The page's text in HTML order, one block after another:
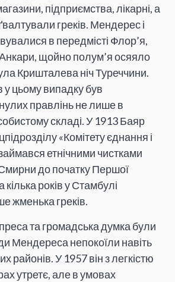
підприємства, лікарні, а
греків. Мендерес і
в передмісті Флор’я,
Анкари, щойно полум’я осяяло
Кришталева ніч Туреччини.
у цьому випадку був
правлінь не лише в
складі. У 1913 Баяр
«Комітету єднання і
етнічними чистками
Смирни до початку Першої
кілька років у Стамбулі
жменька греків.
та громадська думка були
Мендереса непокоїли навіть
районів. У 1957 він з легкістю
утретє, але в умовах